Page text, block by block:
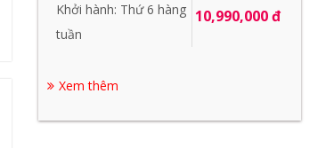
Khởi hành: Thứ 6 hàng
tuần
10,990,000 đ
Xem thêm